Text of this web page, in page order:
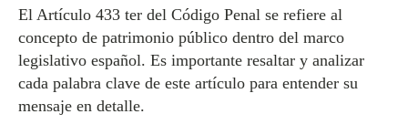
El Artículo 433 ter del Código Penal se refiere al
concepto de patrimonio público dentro del marco
legislativo español. Es importante resaltar y analizar
cada palabra clave de este artículo para entender su
mensaje en detalle.